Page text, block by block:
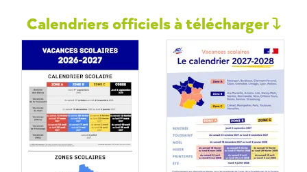
Calendriers officiels à télécharger